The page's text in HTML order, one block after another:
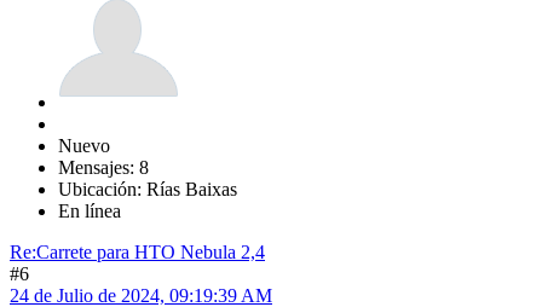
Nuevo
Mensajes: 8
Ubicación: Rías Baixas
En línea
Re:Carrete para HTO Nebula 2,4
#6
24 de Julio de 2024, 09:19:39 AM